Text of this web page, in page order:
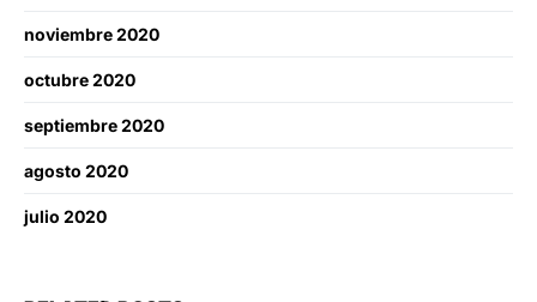
noviembre 2020
octubre 2020
septiembre 2020
agosto 2020
julio 2020